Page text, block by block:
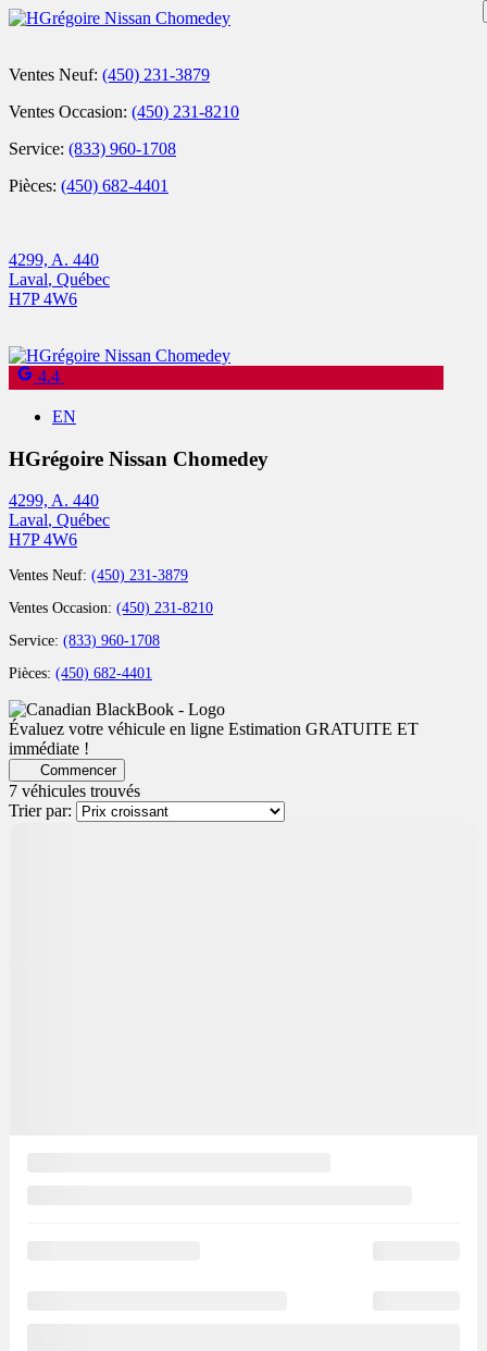
Ventes Neuf: (450) 231-3879
Ventes Occasion: (450) 231-8210
Service: (833) 960-1708
Pièces: (450) 682-4401
4299, A. 440
Laval, Québec
H7P 4W6
4.4
EN
HGrégoire Nissan Chomedey
4299, A. 440
Laval, Québec
H7P 4W6
Ventes Neuf: (450) 231-3879
Ventes Occasion: (450) 231-8210
Service: (833) 960-1708
Pièces: (450) 682-4401
Évaluez votre véhicule en ligne Estimation GRATUITE ET
immédiate !
Commencer
7 véhicules trouvés
Trier par: